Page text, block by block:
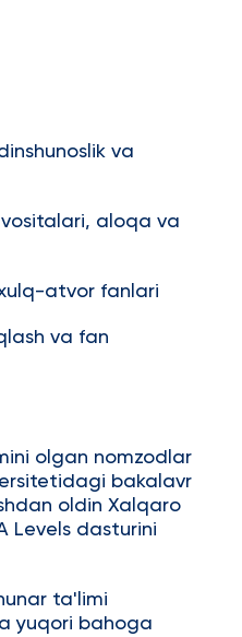
va
aloqa va
atvor fanlari
va fan
olgan nomzodlar
bakalavr
oldin Xalqaro
Levels dasturini
ta'limi
yuqori bahoga